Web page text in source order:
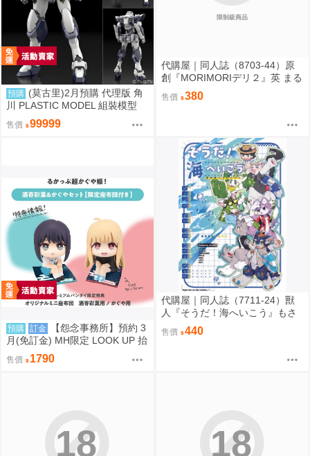
預購 (莫古里)2月預購 代理版 角
川 PLASTIC MODEL 組裝模型
驚爆危機 1/48 強弩兵 一般版 免
訂金
售價 99999
限制級商品
代購屋｜同人誌（8703-44）原
創『MORIMORIデリ２』英 まる
てん丼
售價 380
預購 訂金
【怨念事務所】預約 3
月(免訂金) MH限定 LOOK UP 抬
頭 超時空輝耀姬 輝耀&酒寄彩葉
套組附特典 0816
售價 1790
代購屋｜同人誌（7711-24）獸
人『そうだ！海へいこう』もさ
パラレルワールド
售價 440
18 18